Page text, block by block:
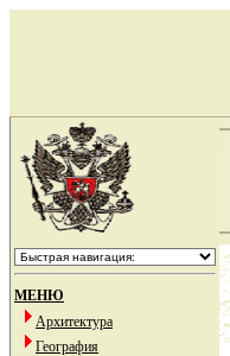
МЕНЮ
Архитектура
География